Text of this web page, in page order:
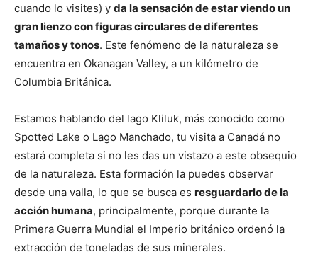
cuando lo visites) y da la sensación de estar viendo un
gran lienzo con figuras circulares de diferentes
tamaños y tonos. Este fenómeno de la naturaleza se
encuentra en Okanagan Valley, a un kilómetro de
Columbia Británica.
Estamos hablando del lago Kliluk, más conocido como
Spotted Lake o Lago Manchado, tu visita a Canadá no
estará completa si no les das un vistazo a este obsequio
de la naturaleza. Esta formación la puedes observar
desde una valla, lo que se busca es resguardarlo de la
acción humana, principalmente, porque durante la
Primera Guerra Mundial el Imperio británico ordenó la
extracción de toneladas de sus minerales.